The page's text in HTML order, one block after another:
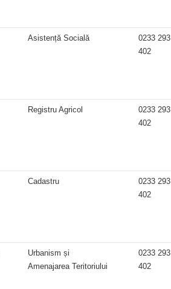
Asistență Socială
0233 293
402
Registru Agricol
0233 293
402
Cadastru
0233 293
402
Urbanism și
Amenajarea Teritoriului
0233 293
402